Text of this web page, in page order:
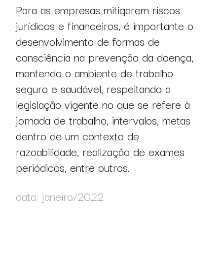
Para as empresas mitigarem riscos
jurídicos e financeiros, é importante o
desenvolvimento de formas de
consciência na prevenção da doença,
mantendo o ambiente de trabalho
seguro e saudável, respeitando a
legislação vigente no que se refere à
jornada de trabalho, intervalos, metas
dentro de um contexto de
razoabilidade, realização de exames
periódicos, entre outros.
data: janeiro/2022